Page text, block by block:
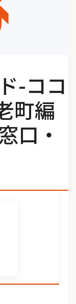
-ココ
町編
口・